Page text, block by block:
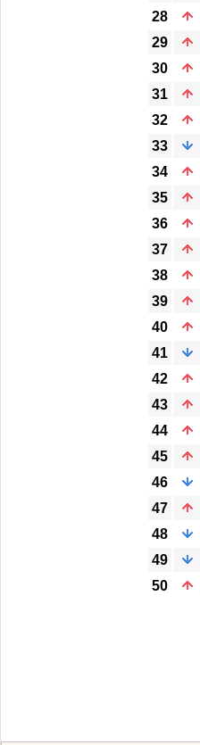
28
29
30
31
32
33
34
35
36
37
38
39
40
41
42
43
44
45
46
47
48
49
50